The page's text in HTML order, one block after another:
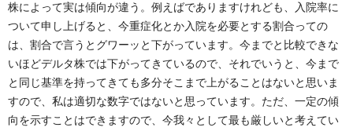
株によって実は傾向が違う。例えばでありますけれども、入院率に
ついて申し上げると、今重症化とか入院を必要とする割合っての
は、割合で言うとグワーッと下がっています。今までと比較できな
いほどデルタ株では下がってきているので、それでいうと、今まで
と同じ基準を持ってきても多分そこまで上がることはないと思いま
すので、私は適切な数字ではないと思っています。ただ、一定の傾
向を示すことはできますので、今我々として最も厳しいと考えてい